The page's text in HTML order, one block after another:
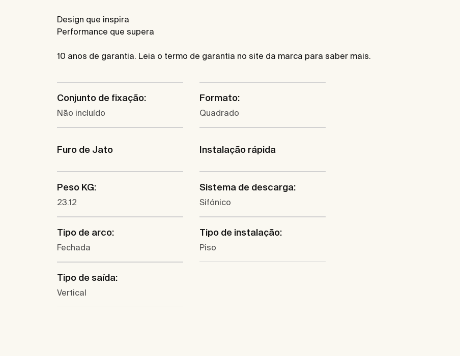
Design que inspira
Performance que supera
10 anos de garantia. Leia o termo de garantia no site da marca para saber mais.
Conjunto de fixação:
Não incluído
Formato:
Quadrado
Furo de Jato Instalação rápida
Peso KG:
23.12
Sistema de descarga:
Sifónico
Tipo de arco:
Fechada
Tipo de instalação:
Piso
Tipo de saída:
Vertical